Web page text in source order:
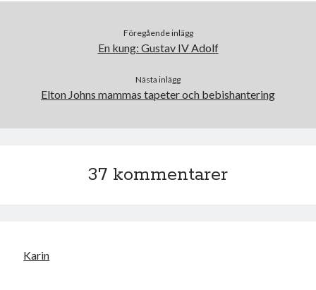
Föregående inlägg
En kung: Gustav IV Adolf
Nästa inlägg
Elton Johns mammas tapeter och bebishantering
37 kommentarer
Karin